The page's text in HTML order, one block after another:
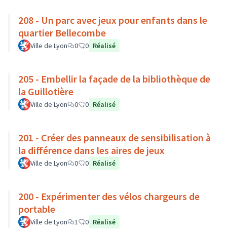
208 - Un parc avec jeux pour enfants dans le
quartier Bellecombe
Ville de Lyon 0 0 Réalisé
205 - Embellir la façade de la bibliothèque de
la Guillotière
Ville de Lyon 0 0 Réalisé
201 - Créer des panneaux de sensibilisation à
la différence dans les aires de jeux
Ville de Lyon 0 0 Réalisé
200 - Expérimenter des vélos chargeurs de
portable
Ville de Lyon 1 0 Réalisé